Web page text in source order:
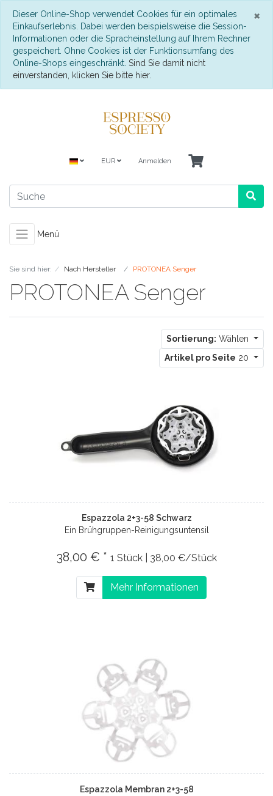
×
Dieser Online-Shop verwendet Cookies für ein optimales
Einkaufserlebnis. Dabei werden beispielsweise die Session-
Informationen oder die Spracheinstellung auf Ihrem Rechner
gespeichert. Ohne Cookies ist der Funktionsumfang des
Online-Shops eingeschränkt. Sind Sie damit nicht
einverstanden, klicken Sie bitte hier.
EUR Anmelden
Menü
Sie sind hier: Nach Hersteller PROTONEA Senger
PROTONEA Senger
Sortierung: Wählen
Artikel pro Seite 20
Espazzola 2+3-58 Schwarz
Ein Brühgruppen-Reinigungsuntensil
38,00 € * 1 Stück | 38,00 €/Stück
Mehr Informationen
Espazzola Membran 2+3-58